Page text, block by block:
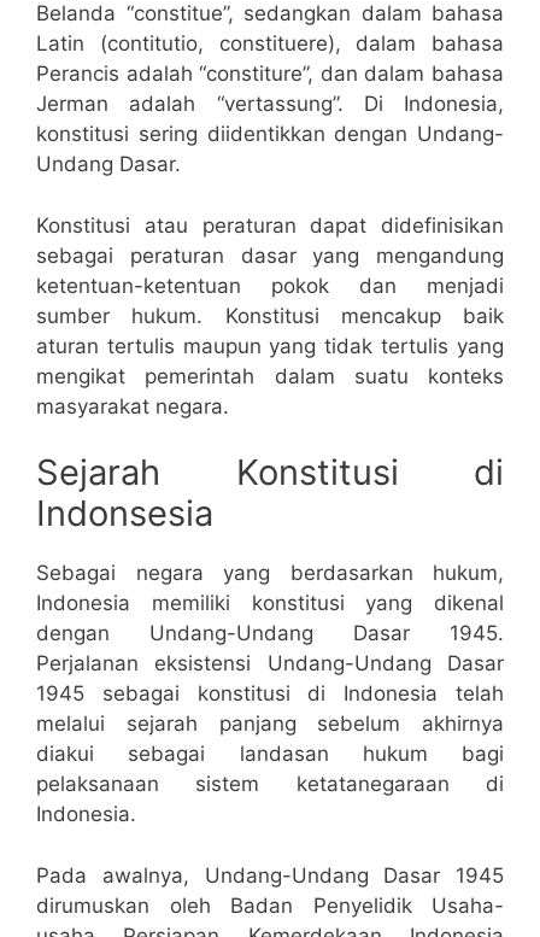
Belanda “constitue”, sedangkan dalam bahasa
Latin (contitutio, constituere), dalam bahasa
Perancis adalah “constiture”, dan dalam bahasa
Jerman adalah “vertassung”. Di Indonesia,
konstitusi sering diidentikkan dengan Undang-
Undang Dasar.
Konstitusi atau peraturan dapat didefinisikan
sebagai peraturan dasar yang mengandung
ketentuan-ketentuan pokok dan menjadi
sumber hukum. Konstitusi mencakup baik
aturan tertulis maupun yang tidak tertulis yang
mengikat pemerintah dalam suatu konteks
masyarakat negara.
Sejarah Konstitusi di
Indonsesia
Sebagai negara yang berdasarkan hukum,
Indonesia memiliki konstitusi yang dikenal
dengan Undang-Undang Dasar 1945.
Perjalanan eksistensi Undang-Undang Dasar
1945 sebagai konstitusi di Indonesia telah
melalui sejarah panjang sebelum akhirnya
diakui sebagai landasan hukum bagi
pelaksanaan sistem ketatanegaraan di
Indonesia.
Pada awalnya, Undang-Undang Dasar 1945
dirumuskan oleh Badan Penyelidik Usaha-